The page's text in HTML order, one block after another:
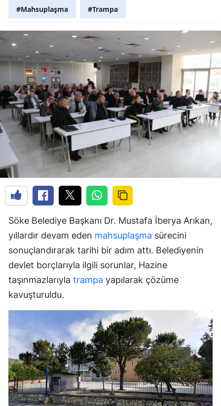
#Mahsuplaşma #Trampa
Söke Belediye Başkanı Dr. Mustafa İberya Arıkan,
yıllardır devam eden mahsuplaşma sürecini
sonuçlandırarak tarihi bir adım attı. Belediyenin
devlet borçlarıyla ilgili sorunlar, Hazine
taşınmazlarıyla trampa yapılarak çözüme
kavuşturuldu.